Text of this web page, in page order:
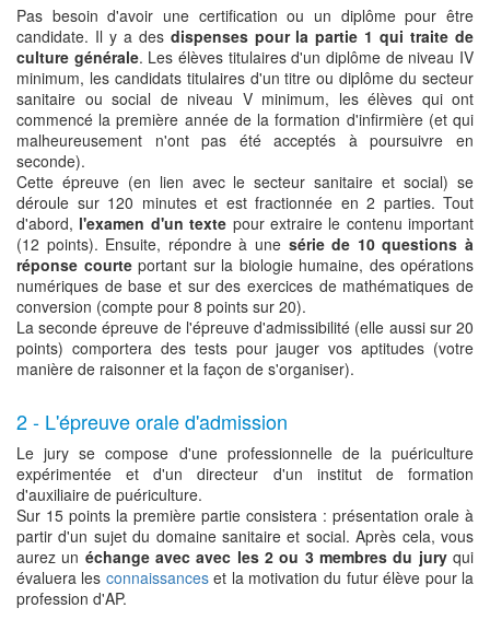
Pas besoin d'avoir une certification ou un diplôme pour être
candidate. Il y a des dispenses pour la partie 1 qui traite de
culture générale. Les élèves titulaires d'un diplôme de niveau IV
minimum, les candidats titulaires d'un titre ou diplôme du secteur
sanitaire ou social de niveau V minimum, les élèves qui ont
commencé la première année de la formation d'infirmière (et qui
malheureusement n'ont pas été acceptés à poursuivre en
seconde).
Cette épreuve (en lien avec le secteur sanitaire et social) se
déroule sur 120 minutes et est fractionnée en 2 parties. Tout
d'abord, l'examen d'un texte pour extraire le contenu important
(12 points). Ensuite, répondre à une série de 10 questions à
réponse courteportant sur la biologie humaine, des opérations
numériques de base et sur des exercices de mathématiques de
conversion (compte pour 8 points sur 20).
La seconde épreuve de l'épreuve d'admissibilité (elle aussi sur 20
points) comportera des tests pour jauger vos aptitudes (votre
manière de raisonner et la façon de s'organiser).
2 - L'épreuve orale d'admission
Le jury se compose d'une professionnelle de la puériculture
expérimentée et d'un directeur d'un institut de formation
d'auxiliaire de puériculture.
Sur 15 points la première partie consistera : présentation orale à
partir d'un sujet du domaine sanitaire et social. Après cela, vous
aurez un échange avec avec les 2 ou 3 membres du juryqui
évaluera les connaissanceset la motivation du futur élève pour la
profession d'AP.